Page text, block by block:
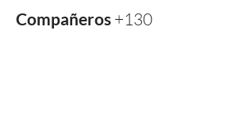
Compañeros +130